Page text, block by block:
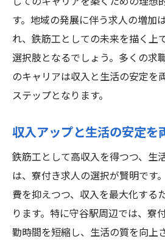
す。地域の発展に伴う求人の増加
れ、鉄筋工としての未来を描く上
選択肢となるでしょう。多くの求
のキャリアは収入と生活の安定を
ステップとなります。
収入アップと生活の安定を
鉄筋工として高収入を得つつ、生
は、寮付き求人の選択が賢明です
費を抑えつつ、収入を最大化する
ります。特に守谷駅周辺では、寮
勤時間を短縮し、生活の質を向上